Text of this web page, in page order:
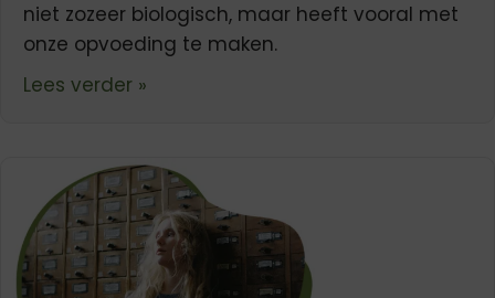
niet zozeer biologisch, maar heeft vooral met
onze opvoeding te maken.
Lees verder »